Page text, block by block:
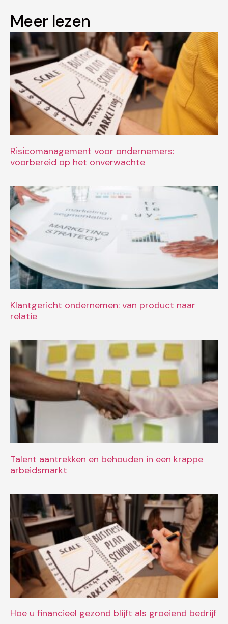
Meer lezen
Risicomanagement voor ondernemers:
voorbereid op het onverwachte
Klantgericht ondernemen: van product naar
relatie
Talent aantrekken en behouden in een krappe
arbeidsmarkt
Hoe u financieel gezond blijft als groeiend bedrijf